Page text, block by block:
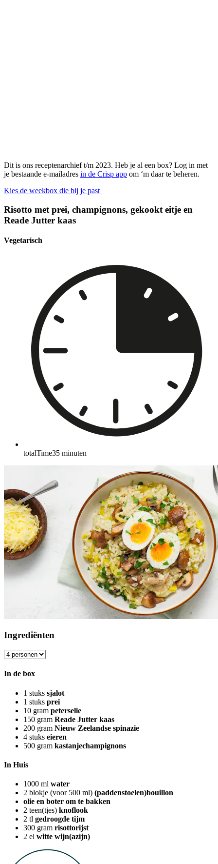
Dit is ons receptenarchief t/m 2023. Heb je al een box? Log in met
je bestaande e-mailadres in de Crisp app om ‘m daar te beheren.
Kies de weekbox die bij je past
Risotto met prei, champignons, gekookt eitje en
Reade Jutter kaas
Vegetarisch
totalTime35 minuten
Ingrediënten
In de box
1 stuks sjalot
1 stuks prei
10 gram peterselie
150 gram Reade Jutter kaas
200 gram Nieuw Zeelandse spinazie
4 stuks eieren
500 gram kastanjechampignons
In Huis
1000 ml water
2 blokje (voor 500 ml) (paddenstoelen)bouillon
olie en boter om te bakken
2 teen(tjes) knoflook
2 tl gedroogde tijm
300 gram risottorijst
2 el witte wijn(azijn)